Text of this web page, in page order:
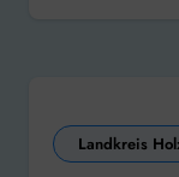
Landkreis